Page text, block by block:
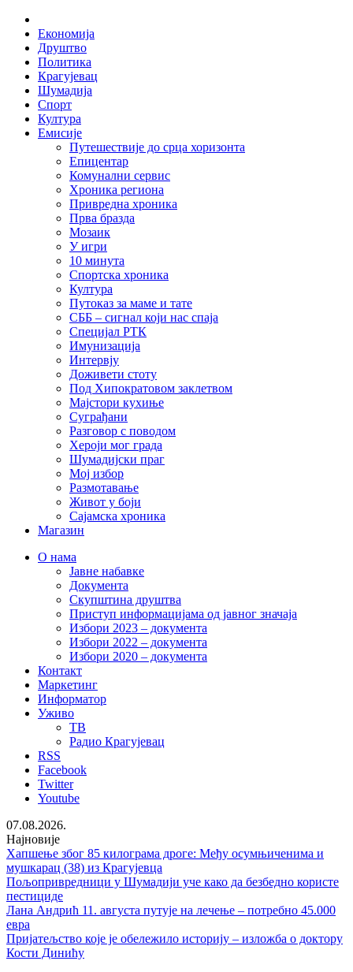
Skip
content
Економија
Друштво
Политика
Крагујевац
Шумадија
Спорт
Култура
Емисије
Путешествије до срца хоризонта
Епицентар
Комунални сервис
Хроника региона
Привредна хроника
Прва бразда
Мозаик
У игри
10 минута
Спортска хроника
Култура
Путоказ за маме и тате
СББ – сигнал који нас спаја
Специјал РТК
Имунизација
Интервју
Доживети стоту
Под Хипократовом заклетвом
Мајстори кухиње
Суграђани
Разговор с поводом
Хероји мог града
Шумадијски праг
Мој избор
Размотавање
Живот у боји
Сајамска хроника
Магазин
О нама
Јавне набавке
Документа
Скупштина друштва
Приступ информацијама од јавног значаја
Избори 2023 – документа
Избори 2022 – документа
Избори 2020 – документа
Контакт
Маркетинг
Информатор
Уживо
ТВ
Радио Крагујевац
RSS
Facebook
Twitter
Youtube
07.08.2026.
Најновије
Хапшење због 85 килограма дроге: Међу осумњиченима и
мушкарац (38) из Крагујевца
Пољопривредници у Шумадији уче како да безбедно користе
пестициде
Лана Андрић 11. августа путује на лечење – потребно 45.000
евра
Пријатељство које је обележило историју – изложба о доктору
Кости Динићу